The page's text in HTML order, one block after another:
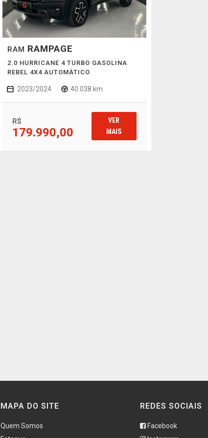
RAM RAMPAGE
2.0 HURRICANE 4 TURBO GASOLINA
REBEL 4X4 AUTOMÁTICO
2023/2024 40.038 km
R$
179.990,00
VER
MAIS
MAPA DO SITE
Quem Somos
REDES SOCIAIS
Facebook